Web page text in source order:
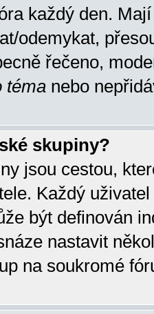
každý den.
odemykat,
řečeno,
téma nebo
skupiny?
jsou cestou,
Každý
být definován
nastavit
na soukromé